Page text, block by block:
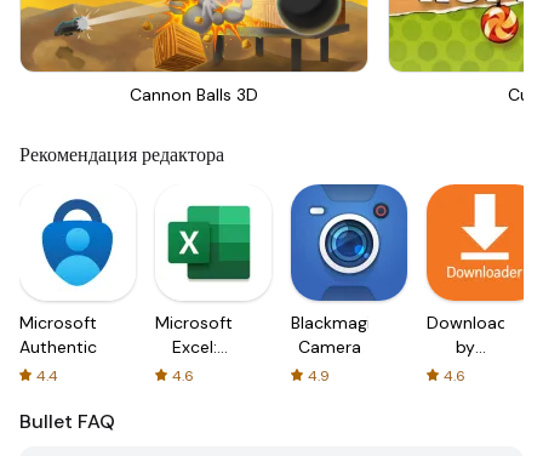
Cannon Balls 3D Cut
Рекомендация редактора
Microsoft
Authenticator
4.4
Microsoft
Excel:
Spreadsheets
4.6
Blackmagic
Camera
4.9
Downloader
by
AFTVnews
4.6
Bullet FAQ